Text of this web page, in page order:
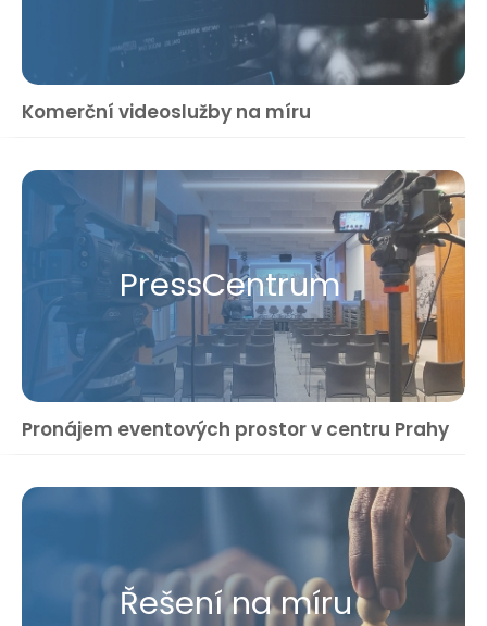
Komerční videoslužby na míru
Press​Centrum
Pronájem eventových prostor v centru Prahy
Řešení na míru